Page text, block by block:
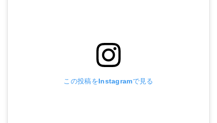
この投稿をInstagramで見る